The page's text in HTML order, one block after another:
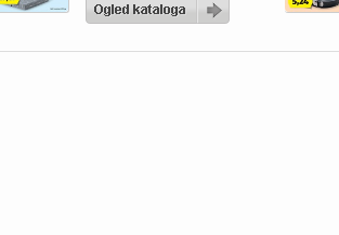
aktualni Hofer katalog
ponudbi vas čakajo živila